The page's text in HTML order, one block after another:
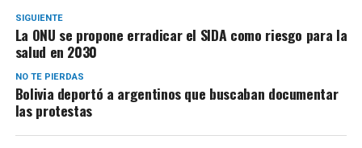
SIGUIENTE
La ONU se propone erradicar el SIDA como riesgo para la
salud en 2030
NO TE PIERDAS
Bolivia deportó a argentinos que buscaban documentar
las protestas